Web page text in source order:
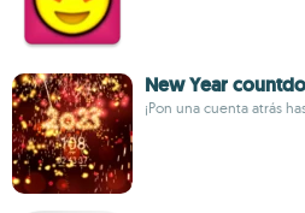
New Year
¡Pon una cuenta atrás